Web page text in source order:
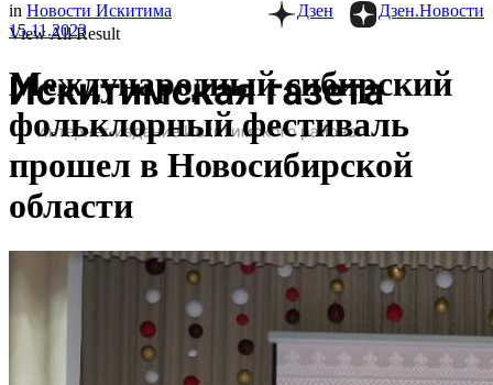
View All Result
Дзен.Новости
Дзен
in Новости Искитима
15.11.2023
Международный сибирский
фольклорный фестиваль
прошел в Новосибирской
области